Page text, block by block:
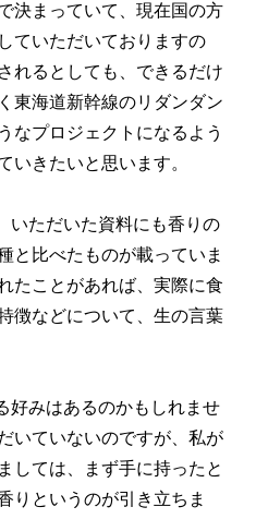
決まっていて、現在国の方
ていただいておりますの
れるとしても、できるだけ
東海道新幹線のリダンダン
なプロジェクトになるよう
いきたいと思います。
いただいた資料にも香りの
と比べたものが載っていま
たことがあれば、実際に食
徴などについて、生の言葉
好みはあるのかもしれませ
いていないのですが、私が
しては、まず手に持ったと
りというのが引き立ちま